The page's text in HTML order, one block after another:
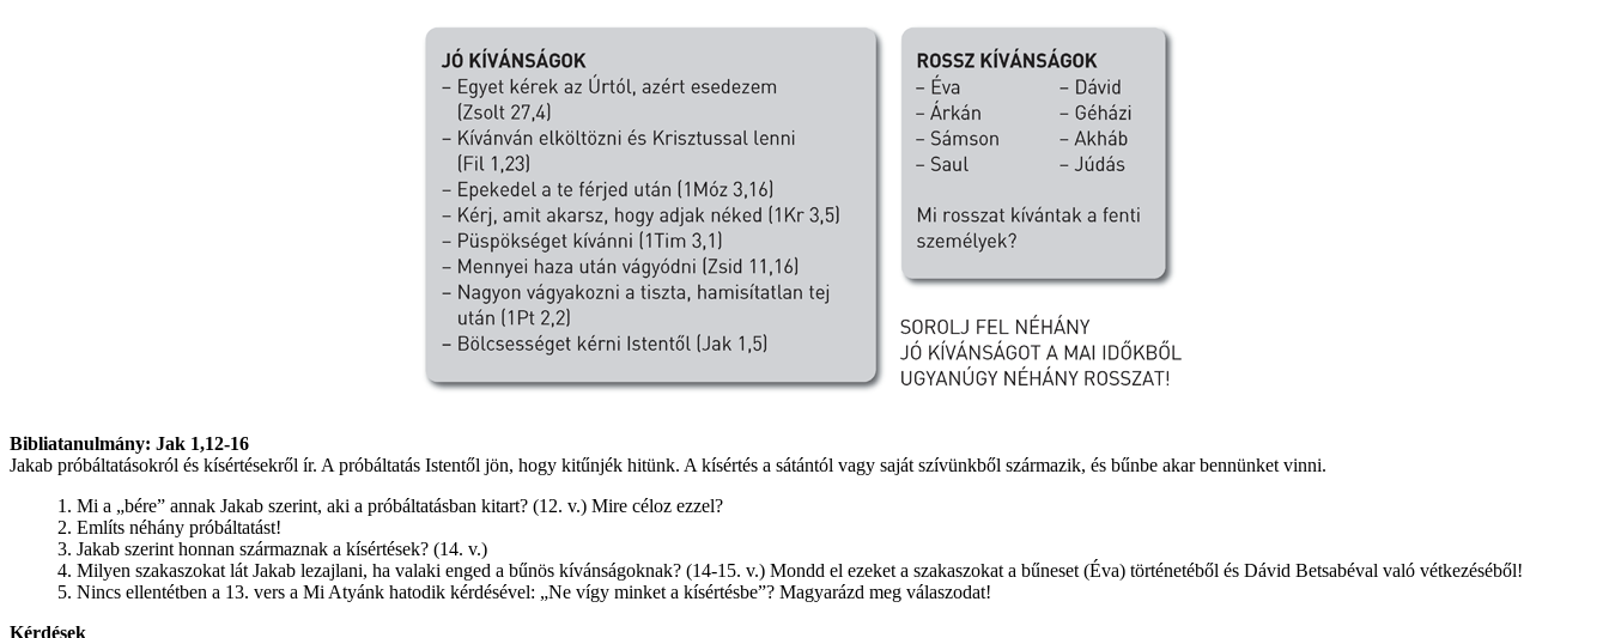
Bibliatanulmány: Jak 1,12-16
Jakab próbáltatásokról és kísértésekről ír. A próbáltatás Istentől jön, hogy kitűnjék hitünk. A kísértés a sátántól vagy saját szívünkből származik, és bűnbe akar bennünket vinni.
1. Mi a „bére” annak Jakab szerint, aki a próbáltatásban kitart? (12. v.) Mire céloz ezzel?
2. Említs néhány próbáltatást!
3. Jakab szerint honnan származnak a kísértések? (14. v.)
4. Milyen szakaszokat lát Jakab lezajlani, ha valaki enged a bűnös kívánságoknak? (14-15. v.) Mondd el ezeket a szakaszokat a bűneset (Éva) történetéből és Dávid Betsabéval való vétkezéséből!
5. Nincs ellentétben a 13. vers a Mi Atyánk hatodik kérdésével: „Ne vígy minket a kísértésbe”? Magyarázd meg válaszodat!
Kérdések